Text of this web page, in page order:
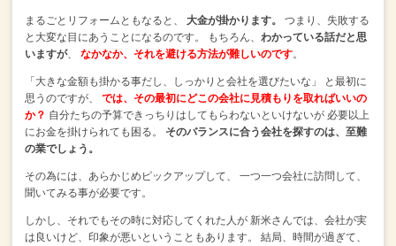
まるごとリフォームともなると、 大金が掛かります。
つまり、失敗する
と大変な目にあうことになるのです。
もちろん、 わかっている話だと思
いますが、 なかなか、それを避ける方法が難しいのです。
「大きな金額も掛かる事だし、しっかりと会社を選びたいな」
と最初に
思うのですが、
では、その最初にどこの会社に見積もりを取ればいいの
か？ 自分たちの予算できっちりはしてもらわないといけないが 必要以上
にお金を掛けられても困る。
そのバランスに合う会社を探すのは、至難
の業でしょう。
その為には、あらかじめピックアップして、
一つ一つ会社に訪問して、
聞いてみる事が必要です。
しかし、それでもその時に対応してくれた人が 新米さんでは、会社が実
は良いけど、印象が悪いということもあります。
結局、時間が過ぎて、